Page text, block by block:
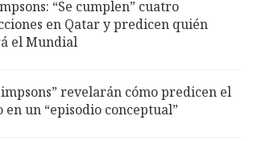
“Se cumplen” cuatro
en Qatar y predicen quién
el Mundial
revelarán cómo predicen el
un “episodio conceptual”